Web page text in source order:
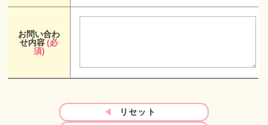
お問い合わ
せ内容 (必
須)
リセット